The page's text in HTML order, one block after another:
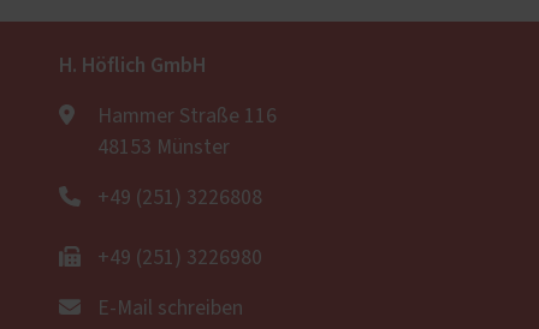
H. Höflich GmbH
Hammer Straße 116
48153 Münster
+49 (251) 3226808
+49 (251) 3226980
E-Mail schreiben